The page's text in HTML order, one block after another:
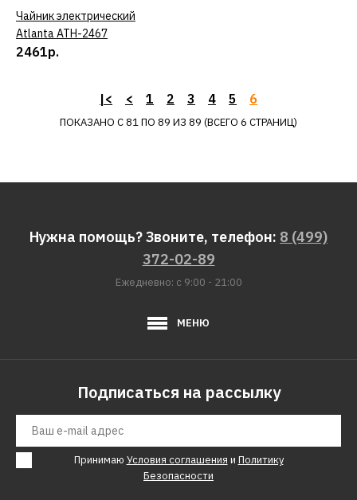
КУПИТЬ
414р.
Проточный
ATLANTA ATH-7421
КУПИТЬ
Чайник электрический
Atlanta ATH-2467
2461р.
|< < 1 2 3 4 5 6
ПОКАЗАНО С 81 ПО 89 ИЗ 89 (ВСЕГО 6 СТРАНИЦ)
Нужна помощь? Звоните, телефон: 8 (499)
372-02-89
Ежедневно: с 9:00 - 21:00
МЕНЮ
Подписаться на рассылку
Принимаю Условия соглашения и Политику
Безопасности